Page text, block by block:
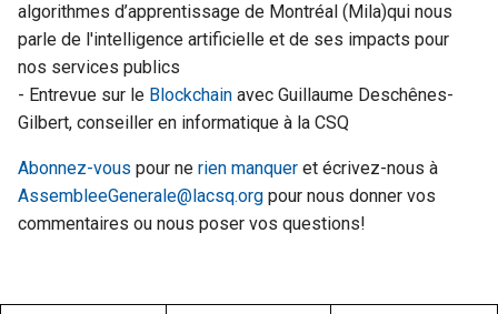
algorithmes d’apprentissage de Montréal (Mila)qui nous
parle de l'intelligence artificielle et de ses impacts pour
nos services publics
- Entrevue sur le Blockchain avec Guillaume Deschênes-
Gilbert, conseiller en informatique à la CSQ
Abonnez-vous pour ne rien manquer et écrivez-nous à
AssembleeGenerale@lacsq.org pour nous donner vos
commentaires ou nous poser vos questions!